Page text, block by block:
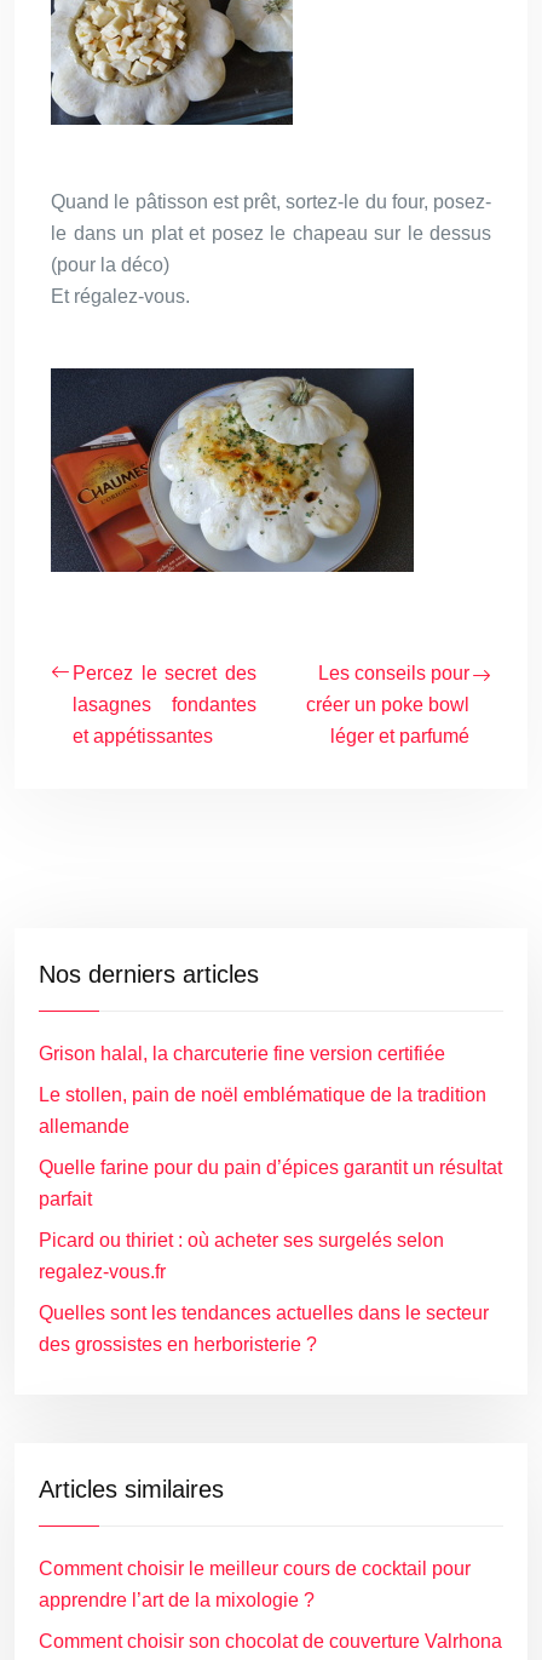
Quand le pâtisson est prêt, sortez-le du four, posez-
le dans un plat et posez le chapeau sur le dessus
(pour la déco)
Et régalez-vous.
Percez le secret des
lasagnes fondantes
et appétissantes
Les conseils pour
créer un poke bowl
léger et parfumé
Nos derniers articles
Grison halal, la charcuterie fine version certifiée
Le stollen, pain de noël emblématique de la tradition
allemande
Quelle farine pour du pain d’épices garantit un résultat
parfait
Picard ou thiriet : où acheter ses surgelés selon
regalez-vous.fr
Quelles sont les tendances actuelles dans le secteur
des grossistes en herboristerie ?
Articles similaires
Comment choisir le meilleur cours de cocktail pour
apprendre l’art de la mixologie ?
Comment choisir son chocolat de couverture Valrhona